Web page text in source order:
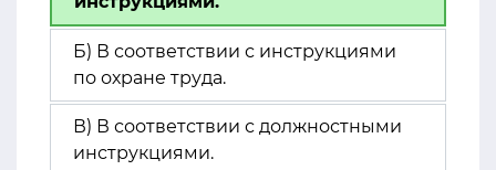
Б) В соответствии с инструкциями
по охране труда.
В) В соответствии с должностными
инструкциями.